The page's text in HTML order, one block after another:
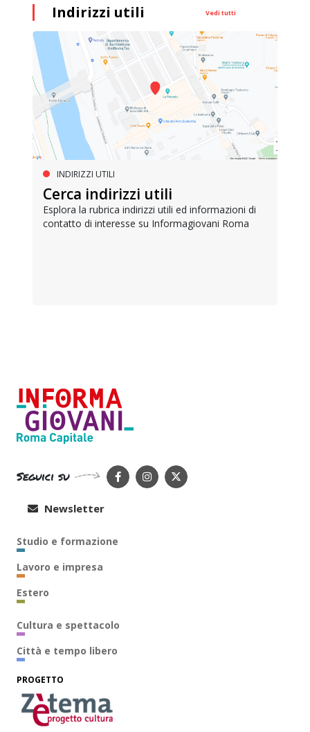
Indirizzi utili Vedi tutti
INDIRIZZI UTILI
Cerca indirizzi utili
Esplora la rubrica indirizzi utili ed informazioni di
contatto di interesse su Informagiovani Roma
Seguici su
Newsletter
Studio e formazione
Lavoro e impresa
Estero
Cultura e spettacolo
Città e tempo libero
PROGETTO